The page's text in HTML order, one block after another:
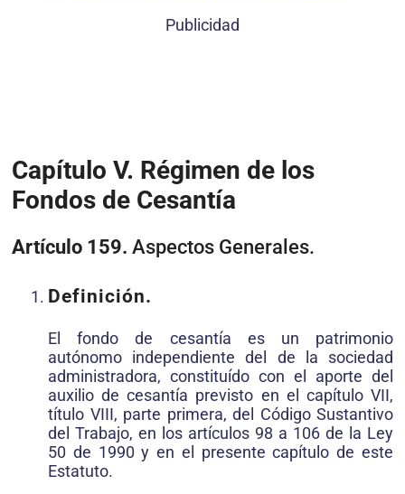
Publicidad
Capítulo V. Régimen de los
Fondos de Cesantía
Artículo 159. Aspectos Generales.
Definición.
El fondo de cesantía es un patrimonio
autónomo independiente del de la sociedad
administradora, constituído con el aporte del
auxilio de cesantía previsto en el capítulo VII,
título VIII, parte primera, del Código Sustantivo
del Trabajo, en los artículos 98 a 106 de la Ley
50 de 1990 y en el presente capítulo de este
Estatuto.